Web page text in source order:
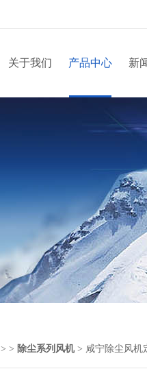
关于我们 产品中心 新
> > 除尘系列风机> 咸宁除尘风机